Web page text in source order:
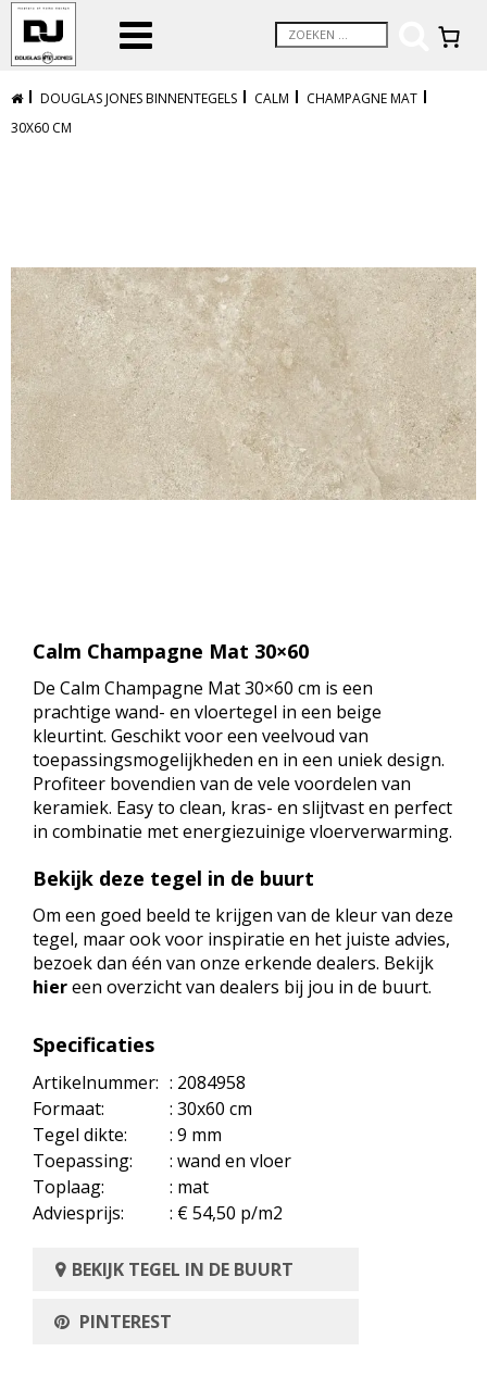
DOUGLAS JONES BINNENTEGELS CALM
CHAMPAGNE MAT
30X60 CM
Calm Champagne Mat 30×60
De Calm Champagne Mat 30×60 cm is een
prachtige wand- en vloertegel in een beige
kleurtint. Geschikt voor een veelvoud van
toepassingsmogelijkheden en in een uniek design.
Profiteer bovendien van de vele voordelen van
keramiek. Easy to clean, kras- en slijtvast en perfect
in combinatie met energiezuinige vloerverwarming.
Bekijk deze tegel in de buurt
Om een goed beeld te krijgen van de kleur van deze
tegel, maar ook voor inspiratie en het juiste advies,
bezoek dan één van onze erkende dealers. Bekijk
hiereen overzicht van dealers bij jou in de buurt.
Specificaties
Artikelnummer: : 2084958
Formaat:
: 30x60 cm
Tegel dikte:
: 9 mm
Toepassing:
: wand en vloer
Toplaag:
: mat
Adviesprijs:
: € 54,50 p/m2
BEKIJK TEGEL IN DE BUURT
PINTEREST